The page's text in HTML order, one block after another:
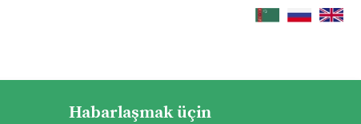
Habarlaşmak üçin